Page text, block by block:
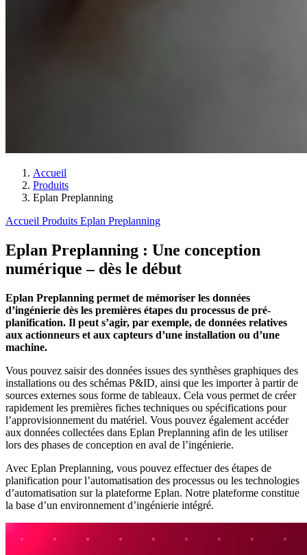
Accueil
Produits
Eplan Preplanning
Accueil Produits Eplan Preplanning
Eplan Preplanning : Une conception
numérique – dès le début
Eplan Preplanning permet de mémoriser les données
d’ingénierie dès les premières étapes du processus de pré-
planification. Il peut s’agir, par exemple, de données relatives
aux actionneurs et aux capteurs d’une installation ou d’une
machine.
Vous pouvez saisir des données issues des synthèses graphiques des
installations ou des schémas P&ID, ainsi que les importer à partir de
sources externes sous forme de tableaux. Cela vous permet de créer
rapidement les premières fiches techniques ou spécifications pour
l’approvisionnement du matériel. Vous pouvez également accéder
aux données collectées dans Eplan Preplanning afin de les utiliser
lors des phases de conception en aval de l’ingénierie.
Avec Eplan Preplanning, vous pouvez effectuer des étapes de
planification pour l’automatisation des processus ou les technologies
d’automatisation sur la plateforme Eplan. Notre plateforme constitue
la base d’un environnement d’ingénierie intégré.